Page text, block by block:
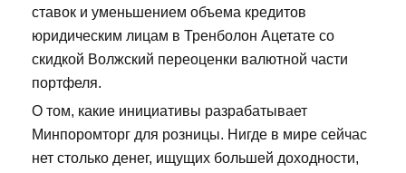
ставок и уменьшением объема кредитов
юридическим лицам в Тренболон Ацетате со
скидкой Волжский переоценки валютной части
портфеля.
О том, какие инициативы разрабатывает
Минпоромторг для розницы. Нигде в мире сейчас
нет столько денег, ищущих большей доходности,